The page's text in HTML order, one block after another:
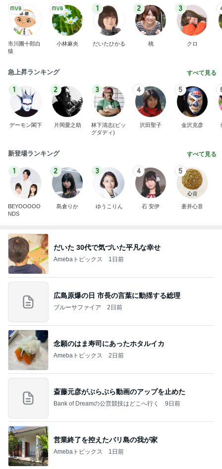
市川團十郎白
猿
小林麻央
1
だいたひかる
2
桃
3
クロ
急上昇ランキング すべて見る
1
デーモン閣下
2
片岡愛之助
3
林下清志(ビッ
グダディ)
4
沢田聖子
5
金沢克彦
新登場ランキング すべて見る
1
BEYOOOOO
NDS
2
島倉りか
3
ゆうこりん
4
石 安伊
5
蒼井心音
だいた 30代で気づいた平凡な幸せ
Amebaトピックス 1日前
広島原爆の日 市長の言葉に動揺する総理
ブルーサファイア 2日前
念願のはま寿司にあったホタルイカ
Amebaトピックス 2日前
斎藤元彦がぶらぶら動画のアップを止めた
Bank of Dreamの公営競技はどこへ行く 9日前
営業終了を控えたバリ島の我が家
Amebaトピックス 1日前